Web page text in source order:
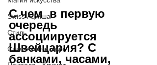
Swiss Афиша
Стиль
Стильный четверг
С чем  в первую
очередь
ассоциируется
Швейцария? С
банками, часами,